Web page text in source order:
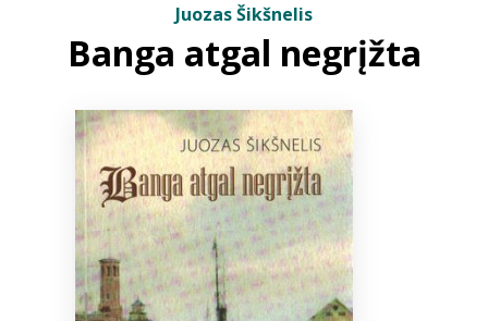
ELVIS atvyksta
Naujienos
Bibliotekoms
Juozas Šikšnelis
Banga atgal negrįžta